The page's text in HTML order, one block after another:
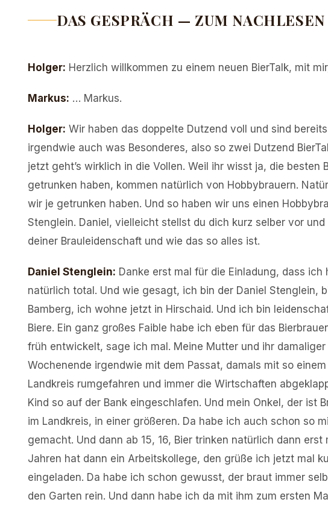
DAS GESPRÄCH — ZUM NACHLESEN
Holger: Herzlich willkommen zu einem neuen BierTalk, mit
Markus: … Markus.
Holger: Wir haben das doppelte Dutzend voll und sind
irgendwie auch was Besonderes, also so zwei Dutzend
jetzt geht’s wirklich in die Vollen. Weil ihr wisst ja, die besten
getrunken haben, kommen natürlich von Hobbybrauern.
wir je getrunken haben. Und so haben wir uns einen
Stenglein. Daniel, vielleicht stellst du dich kurz selber vor
deiner Brauleidenschaft und wie das so alles ist.
Daniel Stenglein: Danke erst mal für die Einladung, dass
natürlich total. Und wie gesagt, ich bin der Daniel Stenglein,
Bamberg, ich wohne jetzt in Hirschaid. Und ich bin
Biere. Ein ganz großes Faible habe ich eben für das
früh entwickelt, sage ich mal. Meine Mutter und ihr
Wochenende irgendwie mit dem Passat, damals mit so
Landkreis rumgefahren und immer die Wirtschaften
Kind so auf der Bank eingeschlafen. Und mein Onkel, der ist
im Landkreis, in einer größeren. Da habe ich auch schon so
gemacht. Und dann ab 15, 16, Bier trinken natürlich dann erst
Jahren hat dann ein Arbeitskollege, den grüße ich jetzt mal
eingeladen. Da habe ich schon gewusst, der braut immer
den Garten rein. Und dann habe ich da mit ihm zum ersten